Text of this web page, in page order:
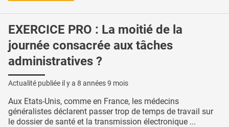
EXERCICE PRO : La moitié de la
journée consacrée aux tâches
administratives ?
Actualité publiée il y a 8 années 9 mois
Aux Etats-Unis, comme en France, les médecins
généralistes déclarent passer trop de temps de travail sur
le dossier de santé et la transmission électronique ...